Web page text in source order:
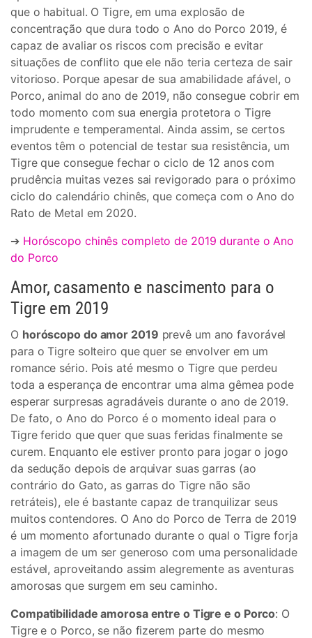
que o habitual. O Tigre, em uma explosão de
concentração que dura todo o Ano do Porco 2019, é
capaz de avaliar os riscos com precisão e evitar
situações de conflito que ele não teria certeza de sair
vitorioso. Porque apesar de sua amabilidade afável, o
Porco, animal do ano de 2019, não consegue cobrir em
todo momento com sua energia protetora o Tigre
imprudente e temperamental. Ainda assim, se certos
eventos têm o potencial de testar sua resistência, um
Tigre que consegue fechar o ciclo de 12 anos com
prudência muitas vezes sai revigorado para o próximo
ciclo do calendário chinês, que começa com o Ano do
Rato de Metal em 2020.
➔ Horóscopo chinês completo de 2019 durante o Ano
do Porco
Amor, casamento e nascimento para o
Tigre em 2019
O horóscopo do amor 2019 prevê um ano favorável
para o Tigre solteiro que quer se envolver em um
romance sério. Pois até mesmo o Tigre que perdeu
toda a esperança de encontrar uma alma gêmea pode
esperar surpresas agradáveis durante o ano de 2019.
De fato, o Ano do Porco é o momento ideal para o
Tigre ferido que quer que suas feridas finalmente se
curem. Enquanto ele estiver pronto para jogar o jogo
da sedução depois de arquivar suas garras (ao
contrário do Gato, as garras do Tigre não são
retráteis), ele é bastante capaz de tranquilizar seus
muitos contendores. O Ano do Porco de Terra de 2019
é um momento afortunado durante o qual o Tigre forja
a imagem de um ser generoso com uma personalidade
estável, aproveitando assim alegremente as aventuras
amorosas que surgem em seu caminho.
Compatibilidade amorosa entre o Tigre e o Porco: O
Tigre e o Porco, se não fizerem parte do mesmo